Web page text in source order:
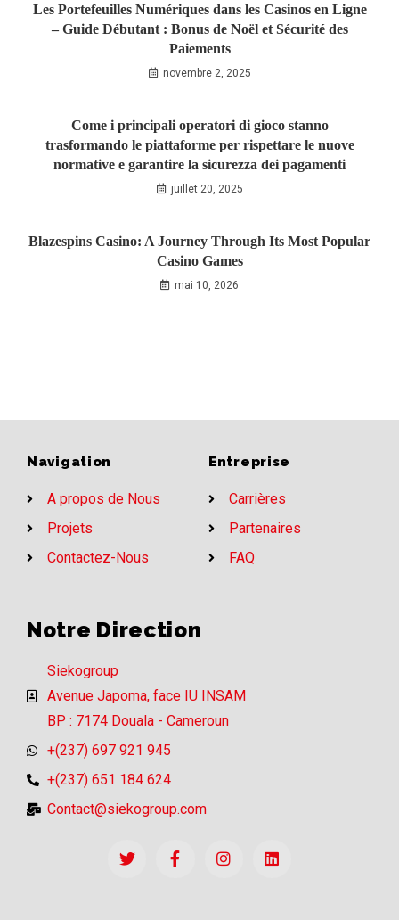
Les Portefeuilles Numériques dans les Casinos en Ligne
– Guide Débutant : Bonus de Noël et Sécurité des
Paiements
novembre 2, 2025
Come i principali operatori di gioco stanno
trasformando le piattaforme per rispettare le nuove
normative e garantire la sicurezza dei pagamenti
juillet 20, 2025
Blazespins Casino: A Journey Through Its Most Popular
Casino Games
mai 10, 2026
Navigation
A propos de Nous
Projets
Contactez-Nous
Entreprise
Carrières
Partenaires
FAQ
Notre Direction
Siekogroup
Avenue Japoma, face IU INSAM
BP : 7174 Douala - Cameroun
+(237) 697 921 945
+(237) 651 184 624
Contact@siekogroup.com